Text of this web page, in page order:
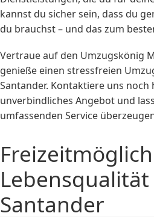
kannst du sicher sein, dass du
du brauchst – und das zum
Vertraue auf den Umzugskönig
genieße einen stressfreien
Santander. Kontaktiere uns noch
unverbindliches Angebot und
umfassenden Service
Lebensqualität
Santander